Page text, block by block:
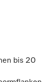
bis 20